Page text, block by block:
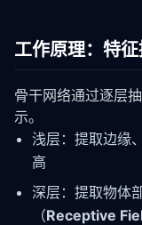
工作原理：特
骨干网络通过逐层
示。
浅层：提取边缘
高
深层：提取物体
（Receptive